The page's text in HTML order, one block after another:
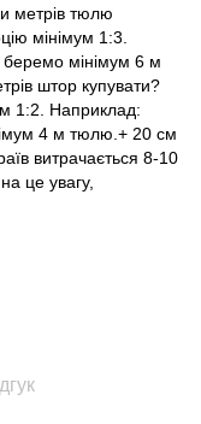
метрів тюлю
мінімум 1:3.
мінімум 6 м
штор купувати?
1:2. Наприклад:
4 м тюлю.+ 20 см
витрачається 8-10
це увагу,